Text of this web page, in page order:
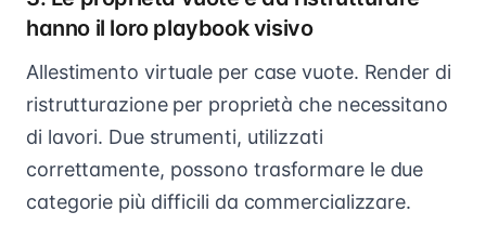
hanno il loro playbook visivo
Allestimento virtuale per case vuote. Render di
ristrutturazione per proprietà che necessitano
di lavori. Due strumenti, utilizzati
correttamente, possono trasformare le due
categorie più difficili da commercializzare.